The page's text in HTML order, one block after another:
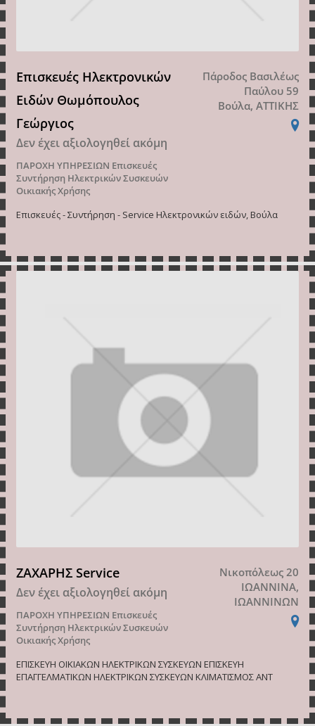
Επισκευές Ηλεκτρονικών
Ειδών Θωμόπουλος
Γεώργιος
Δεν έχει αξιολογηθεί ακόμη
ΠΑΡΟΧΗ ΥΠΗΡΕΣΙΩΝ Επισκευές
Συντήρηση Ηλεκτρικών Συσκευών
Οικιακής Χρήσης
Πάροδος Βασιλέως
Παύλου 59
Βούλα, ΑΤΤΙΚΗΣ
Επισκευές - Συντήρηση - Service Hλεκτρονικών ειδών, Βούλα
ΖΑΧΑΡΗΣ Service
Δεν έχει αξιολογηθεί ακόμη
ΠΑΡΟΧΗ ΥΠΗΡΕΣΙΩΝ Επισκευές
Συντήρηση Ηλεκτρικών Συσκευών
Οικιακής Χρήσης
Νικοπόλεως 20
ΙΩΑΝΝΙΝΑ,
ΙΩΑΝΝΙΝΩΝ
ΕΠΙΣΚΕΥH ΟΙΚΙΑΚΩΝ ΗΛΕΚΤΡΙΚΩΝ ΣΥΣΚΕΥΩΝ ΕΠΙΣΚΕΥH
ΕΠΑΓΓΕΛΜΑΤΙΚΩΝ ΗΛΕΚΤΡΙΚΩΝ ΣΥΣΚΕΥΩΝ ΚΛΙΜΑΤΙΣΜΟΣ ΑΝΤ